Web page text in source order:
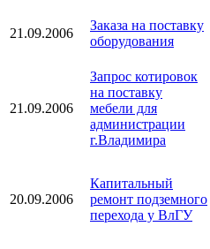
21.09.2006
Заказа на поставку
оборудования
21.09.2006
Запрос котировок
на поставку
мебели для
администрации
г.Владимира
20.09.2006
Капитальный
ремонт подземного
перехода у ВлГУ